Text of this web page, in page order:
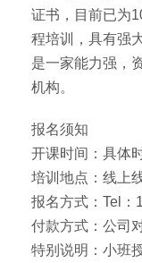
证书，目前已为
程培训，具有强
是一家能力强，
机构。
报名须知
开课时间：具体
培训地点：线上
报名方式：Tel：
付款方式：公司
特别说明：小班